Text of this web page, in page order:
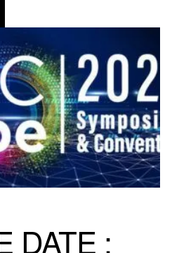
DATE :